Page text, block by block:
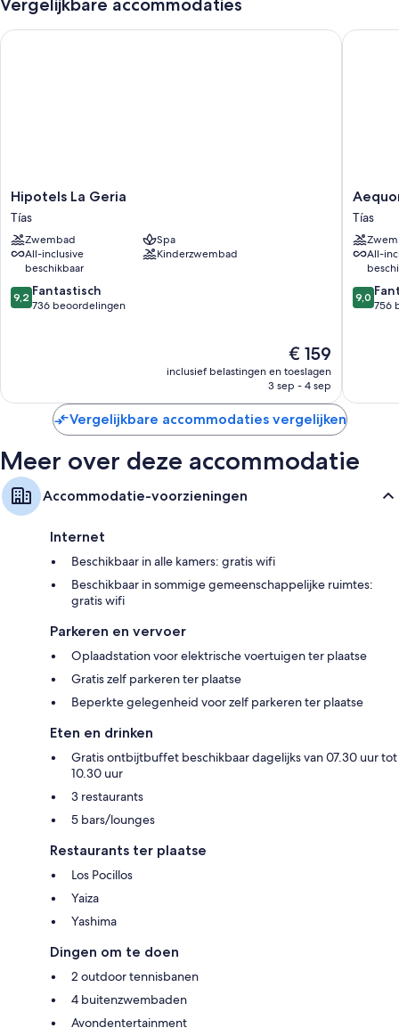
Vergelijkbare accommodaties
Hipotels
La
Geria
Tías
Hipotels La Geria
Tías
Zwembad
Spa
All-inclusive
beschikbaar
Kinderzwembad
9.2
van
9,2 Fantastisch
736 beoordelingen
De
prijs
is
€ 159
inclusief belastingen en toeslagen
3 sep - 4 sep
Hipotels La Geria
Aequora
Suites
Tías
Tías
All-
9.0
van
9,0
756
Vergelijkbare accommodaties vergelijken
Meer over deze accommodatie
Accommodatie-voorzieningen
Internet
Beschikbaar in alle kamers: gratis wifi
Beschikbaar in sommige gemeenschappelijke ruimtes:
gratis wifi
Parkeren en vervoer
Oplaadstation voor elektrische voertuigen ter plaatse
Gratis zelf parkeren ter plaatse
Beperkte gelegenheid voor zelf parkeren ter plaatse
Eten en drinken
Gratis ontbijtbuffet beschikbaar dagelijks van 07.30 uur tot
10.30 uur
3 restaurants
5 bars/lounges
Restaurants ter plaatse
Los Pocillos
Yaiza
Yashima
Dingen om te doen
2 outdoor tennisbanen
4 buitenzwembaden
Avondentertainment